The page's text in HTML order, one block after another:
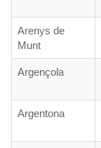
Arenys de
Munt
Argençola
Argentona